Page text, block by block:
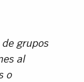
grupos
al
o